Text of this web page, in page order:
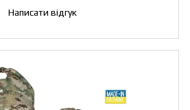
Написати відгук